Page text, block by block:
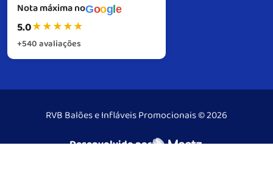
Nota máxima noGoogle
5.0★★★★★
+540 avaliações
RVB Balões e Infláveis Promocionais © 2026
Desenvolvido por